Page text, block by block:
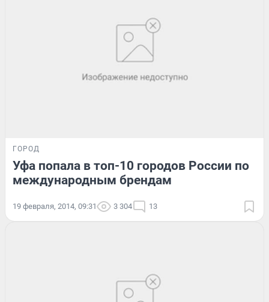
ГОРОД
Уфа попала в топ-10 городов России по
международным брендам
19 февраля, 2014, 09:31 3 304 13